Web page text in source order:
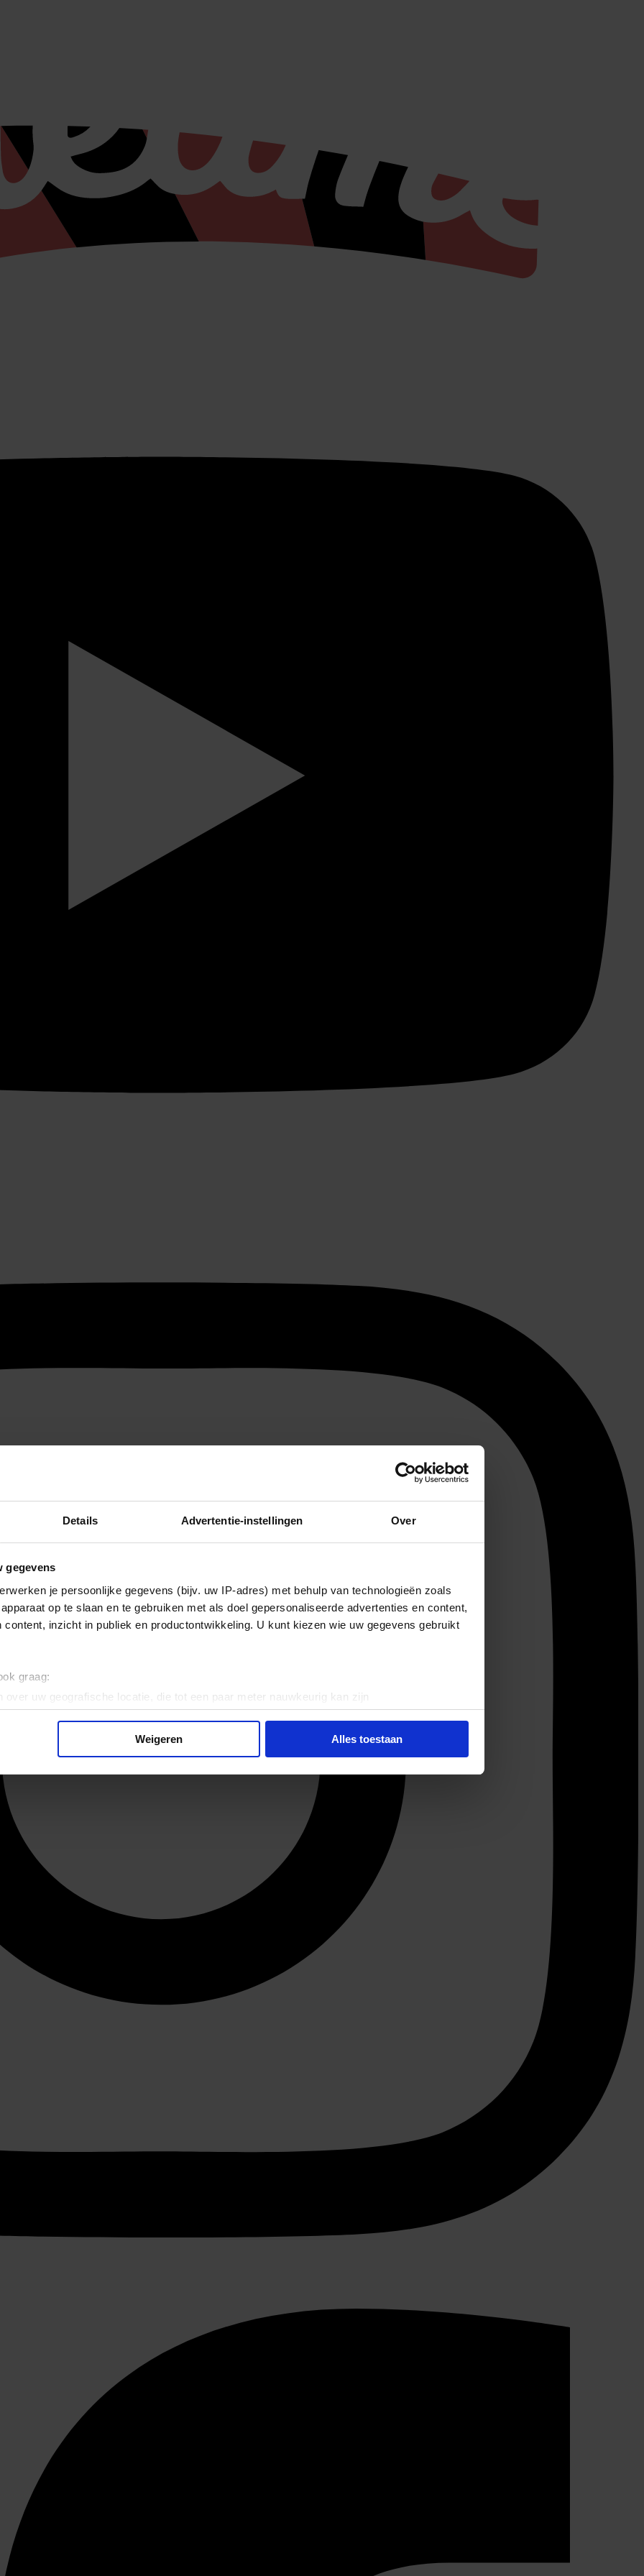
Details Advertentie-instellingen Over
gegevens
je persoonlijke gegevens (bijv. uw IP-adres) met behulp van technologieën zoals
op te slaan en te gebruiken met als doel gepersonaliseerde advertenties en content,
content, inzicht in publiek en productontwikkeling. U kunt kiezen wie uw gegevens gebruikt
graag:
over uw geografische locatie, die tot een paar meter nauwkeurig kan zijn
door het actief te scannen op specifieke eigenschappen (fingerprinting)
gegevens worden verwerkt en stel uw voorkeuren in het
detailgedeelte
en advertenties te personaliseren, om functies voor social media te bieden en om ons
Ook delen we informatie over uw gebruik van onze site met onze partners voor social
Deze partners kunnen deze gegevens combineren met andere informatie die u aan ze heeft
op basis van uw gebruik van hun services.
Weigeren Alles toestaan